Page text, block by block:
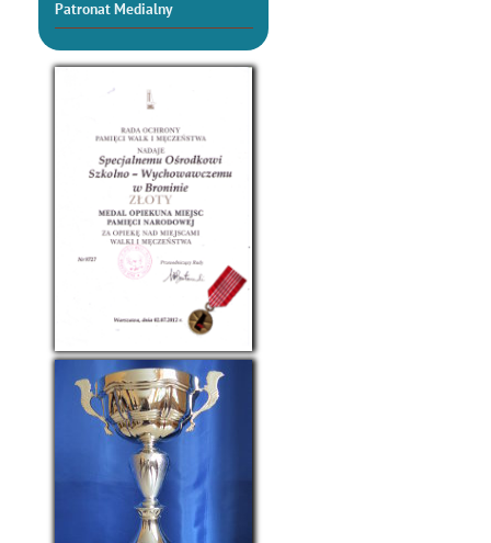
Patronat Medialny